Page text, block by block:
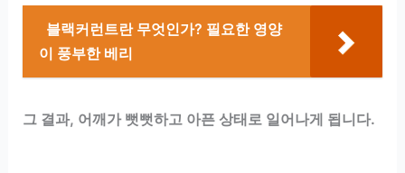
블랙커런트란 무엇인가? 필요한 영양
이 풍부한 베리
그 결과, 어깨가 뻣뻣하고 아픈 상태로 일어나게 됩니다.